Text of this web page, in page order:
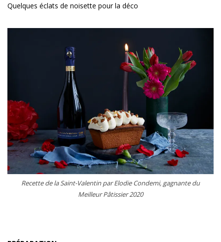
Quelques éclats de noisette pour la déco
Recette de la Saint-Valentin par Elodie Condemi, gagnante du
Meilleur Pâtissier 2020